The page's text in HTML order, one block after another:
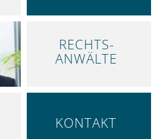
RECHTS­
ANWÄLTE
KONTAKT